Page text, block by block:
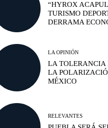
“HYROX
TURISMO
DERRAMA
LA OPINIÓN
LA TOLERANCIA
LA
MÉXICO
RELEVANTES